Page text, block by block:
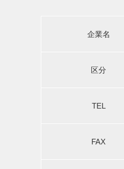
企業名
区分
TEL
FAX